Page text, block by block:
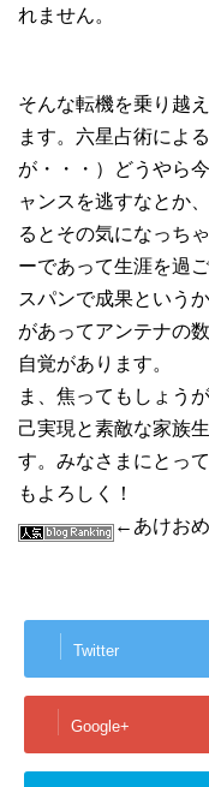
れません。
そんな転機を乗り越
ます。六星占術によ
が・・・）どうやら
ャンスを逃すなとか
るとその気になっち
ーであって生涯を過
スパンで成果という
があってアンテナの
自覚があります。
ま、焦ってもしょう
己実現と素敵な家族
す。みなさまにとっ
もよろしく！
←あけおめ
Twitter
Google+